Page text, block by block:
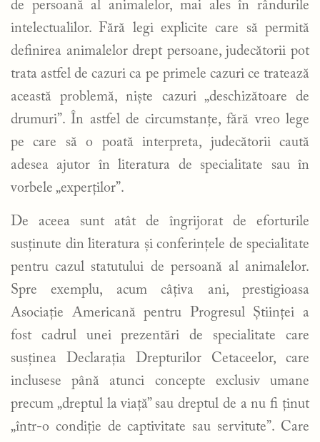
de persoană al animalelor, mai ales în rândurile
intelectualilor. Fără legi explicite care să permită
definirea animalelor drept persoane, judecătorii pot
trata astfel de cazuri ca pe primele cazuri ce tratează
această problemă, niște cazuri „deschizătoare de
drumuri”. În astfel de circumstanțe, fără vreo lege
pe care să o poată interpreta, judecătorii caută
adesea ajutor în literatura de specialitate sau în
vorbele „experților”.
De aceea sunt atât de îngrijorat de eforturile
susținute din literatura și conferințele de specialitate
pentru cazul statutului de persoană al animalelor.
Spre exemplu, acum câțiva ani, prestigioasa
Asociație Americană pentru Progresul Științei a
fost cadrul unei prezentări de specialitate care
susținea Declarația Drepturilor Cetaceelor, care
inclusese până atunci concepte exclusiv umane
precum „dreptul la viață” sau dreptul de a nu fi ținut
„într-o condiție de captivitate sau servitute”. Care